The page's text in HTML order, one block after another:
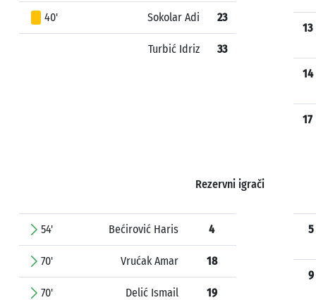
40' Sokolar Adi 23
Turbić Idriz 33
13
14
17
Rezervni igrači
54' Bećirović Haris 4
70' Vrućak Amar 18
70' Delić Ismail 19
5
9